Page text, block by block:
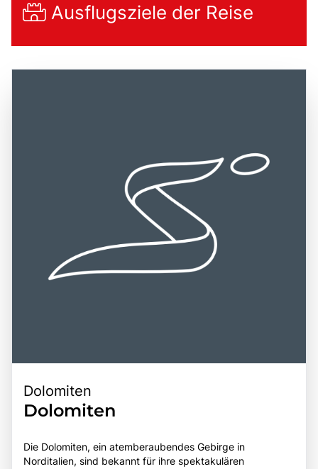
Ausflugsziele der Reise
Dolomiten
Dolomiten
Die Dolomiten, ein atemberaubendes Gebirge in
Norditalien, sind bekannt für ihre spektakulären